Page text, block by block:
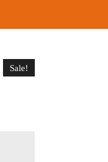
Sale!